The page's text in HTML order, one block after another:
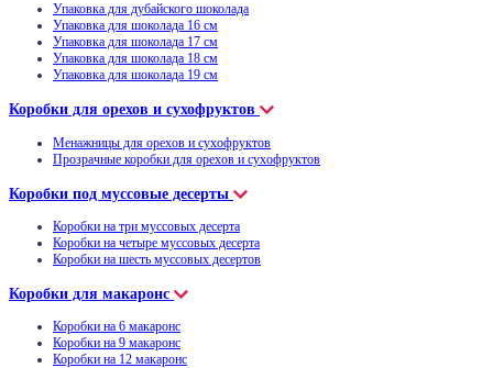
Упаковка для дубайского шоколада
Упаковка для шоколада 16 см
Упаковка для шоколада 17 см
Упаковка для шоколада 18 см
Упаковка для шоколада 19 см
Коробки для орехов и сухофруктов
Менажницы для орехов и сухофруктов
Прозрачные коробки для орехов и сухофруктов
Коробки под муссовые десерты
Коробки на три муссовых десерта
Коробки на четыре муссовых десерта
Коробки на шесть муссовых десертов
Коробки для макаронс
Коробки на 6 макаронс
Коробки на 9 макаронс
Коробки на 12 макаронс